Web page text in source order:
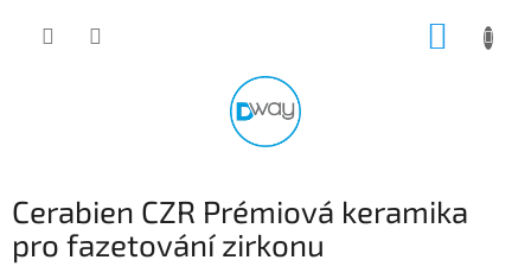
Cerabien CZR Prémiová keramika
pro fazetování zirkonu